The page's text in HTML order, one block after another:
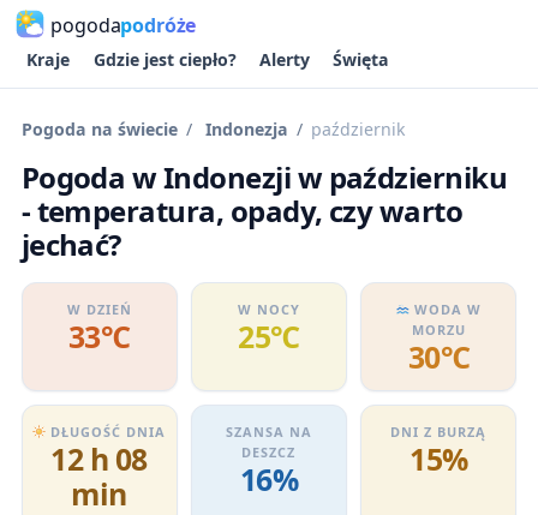
pogodapodróże
Kraje Gdzie jest ciepło? Alerty Święta
Pogoda na świecie Indonezja październik
Pogoda w Indonezji w październiku
- temperatura, opady, czy warto
jechać?
W DZIEŃ
33℃
W NOCY
25℃
WODA W
MORZU
30℃
DŁUGOŚĆ DNIA
12 h 08
min
SZANSA NA
DESZCZ
16%
DNI Z BURZĄ
15%